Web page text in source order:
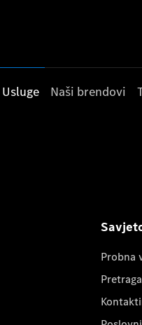
Usluge Naši brendovi
Probna